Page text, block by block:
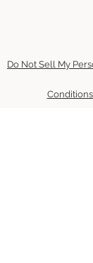
Do Not Sell My